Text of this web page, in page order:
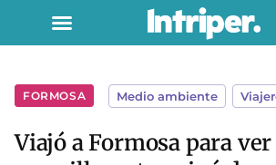
FORMOSA Medio ambiente
Viajó a Formosa para